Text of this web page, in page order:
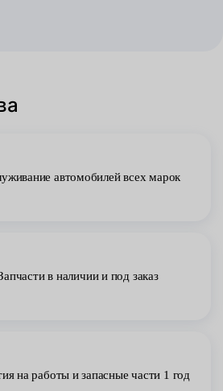
автомобилей всех марок
в наличии и под заказ
на работы и запасные части 1 год